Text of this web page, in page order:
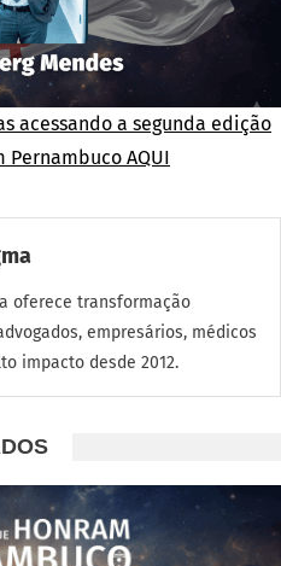
acessando a segunda edição
Pernambuco AQUI
oferece transformação
empresários, médicos
impacto desde 2012.